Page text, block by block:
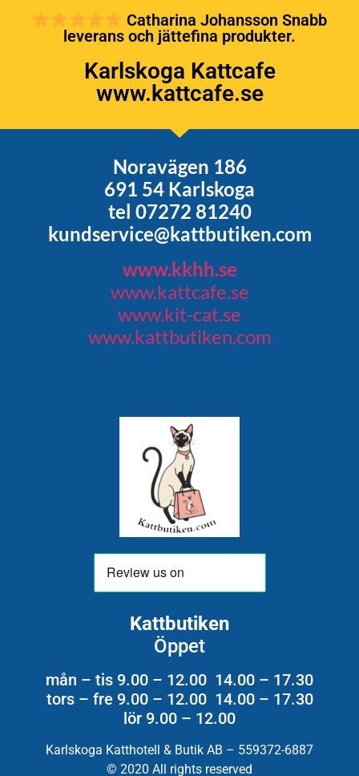
Catharina Johansson Snabb
leverans och jättefina produkter.
Karlskoga Kattcafe
www.kattcafe.se
Noravägen 186
691 54 Karlskoga
tel 07272 81240
kundservice@kattbutiken.com
www.kkhh.se
www.kattcafe.se
www.kit-cat.se
www.kattbutiken.com
Kattbutiken
Öppet
mån – tis 9.00 – 12.00 14.00 – 17.30
tors – fre 9.00 – 12.00 14.00 – 17.30
lör 9.00 – 12.00
Karlskoga Katthotell & Butik AB – 559372-6887
© 2020 All rights reserved